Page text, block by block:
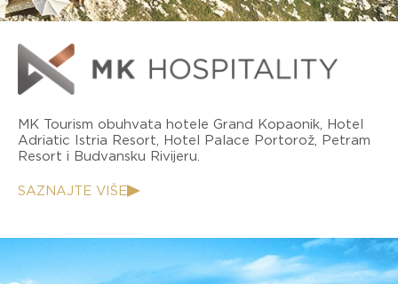
MK Tourism obuhvata hotele Grand Kopaonik, Hotel
Adriatic Istria Resort, Hotel Palace Portorož, Petram
Resort i Budvansku Rivijeru.
SAZNAJTE VIŠE